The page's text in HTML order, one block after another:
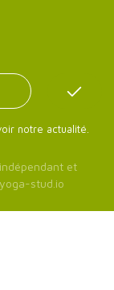
notre actualité.
et
yoga-stud.io